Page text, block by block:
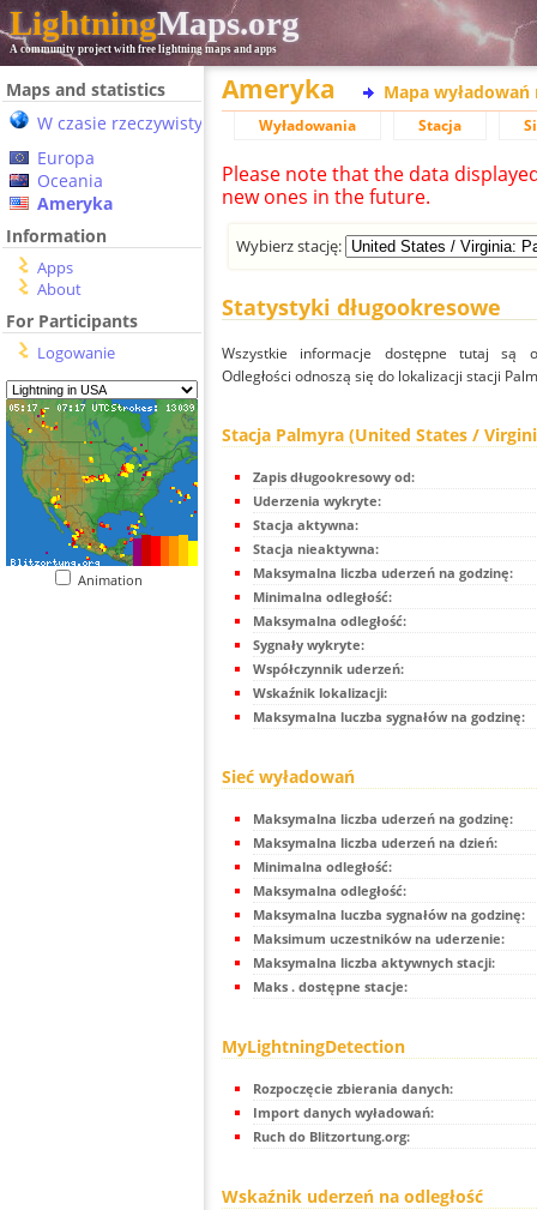
LightningMaps.org
A community project with free lightning maps and apps
Maps and statistics
W czasie rzeczywistym
Europa
Oceania
Ameryka
Information
Apps
About
For Participants
Logowanie
Animation
Ameryka Mapa wyładowań
Wyładowania Stacja
Please note that the data
new ones in the future.
Wybierz stację:
Statystyki długookresowe
Wszystkie informacje dostępne tutaj są
Odległości odnoszą się do lokalizacji stacji
Stacja Palmyra (United States /
Zapis długookresowy od:
Uderzenia wykryte:
Stacja aktywna:
Stacja nieaktywna:
Maksymalna liczba uderzeń na godzinę:
Minimalna odległość:
Maksymalna odległość:
Sygnały wykryte:
Współczynnik uderzeń:
Wskaźnik lokalizacji:
Maksymalna luczba sygnałów na godzinę:
Sieć wyładowań
Maksymalna liczba uderzeń na godzinę:
Maksymalna liczba uderzeń na dzień:
Minimalna odległość:
Maksymalna odległość:
Maksymalna luczba sygnałów na godzinę:
Maksimum uczestników na uderzenie:
Maksymalna liczba aktywnych stacji:
Maks . dostępne stacje:
MyLightningDetection
Rozpoczęcie zbierania danych:
Import danych wyładowań:
Ruch do Blitzortung.org:
Wskaźnik uderzeń na odległość